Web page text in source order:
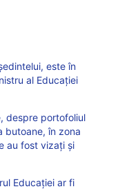
este în
al Educației
despre portofoliul
butoane, în zona
au fost vizați și
Educației ar fi